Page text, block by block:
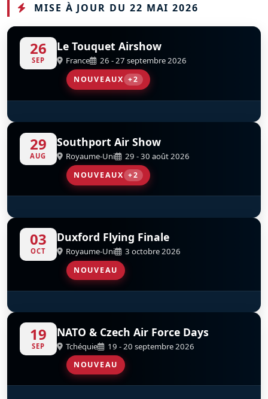
MISE À JOUR DU 22 MAI 2026
26
SEP
Le Touquet Airshow
France 26 - 27 septembre 2026
NOUVEAUX +2
D
SA365 Dauphin French Navy D
Parachutistes De L’AAE
29
AUG
Southport Air Show
Royaume-Uni 29 - 30 août 2026
NOUVEAUX +2
D
Tutor Solo Display Royal Air Force D
Red Arrows
03
OCT
Duxford Flying Finale
Royaume-Uni 3 octobre 2026
NOUVEAU
D
Red Arrows
19
SEP
NATO & Czech Air Force Days
Tchéquie 19 - 20 septembre 2026
NOUVEAU